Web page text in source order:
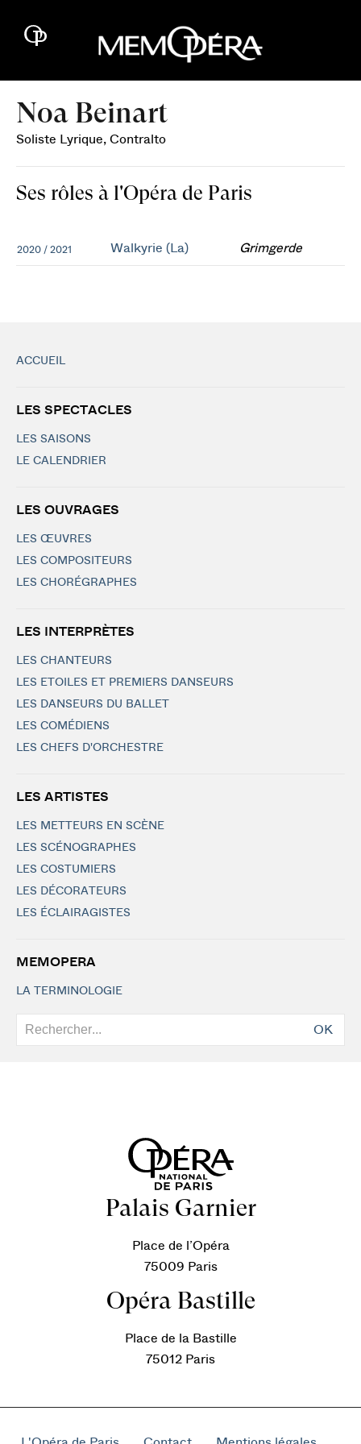
Noa Beinart
Soliste Lyrique, Contralto
Ses rôles à l'Opéra de Paris
2020 / 2021 Walkyrie (La) Grimgerde
ACCUEIL
LES SPECTACLES
LES SAISONS
LE CALENDRIER
LES OUVRAGES
LES ŒUVRES
LES COMPOSITEURS
LES CHORÉGRAPHES
LES INTERPRÈTES
LES CHANTEURS
LES ETOILES ET PREMIERS DANSEURS
LES DANSEURS DU BALLET
LES COMÉDIENS
LES CHEFS D'ORCHESTRE
LES ARTISTES
LES METTEURS EN SCÈNE
LES SCÉNOGRAPHES
LES COSTUMIERS
LES DÉCORATEURS
LES ÉCLAIRAGISTES
MEMOPERA
LA TERMINOLOGIE
OK
Palais Garnier
Place de l’Opéra
75009 Paris
Opéra Bastille
Place de la Bastille
75012 Paris